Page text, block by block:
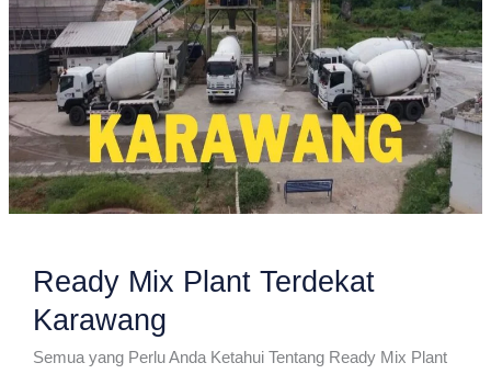
Ready Mix Plant Terdekat
Karawang
Semua yang Perlu Anda Ketahui Tentang Ready Mix Plant